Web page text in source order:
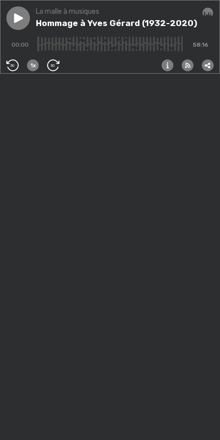
Play episodeHommage à Yves Gérard (1932-2020)
La malle à musiques
Hommage à Yves Gérard (1932-2020)
00:00 58:16
30 1x 30